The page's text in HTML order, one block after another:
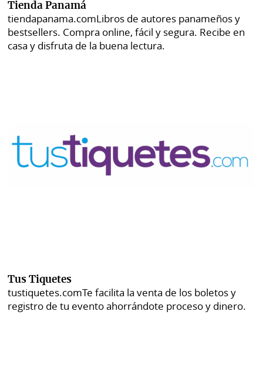
Tienda Panamá
tiendapanama.comLibros de autores panameños y
bestsellers. Compra online, fácil y segura. Recibe en
casa y disfruta de la buena lectura.
Tus Tiquetes
tustiquetes.comTe facilita la venta de los boletos y
registro de tu evento ahorrándote proceso y dinero.